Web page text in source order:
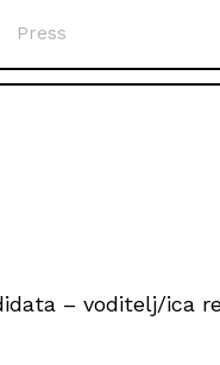
Press
– voditelj/ica